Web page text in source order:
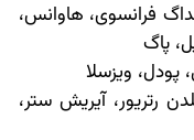
فرانسوی، هاوانس،
پاگ
ویزسلا
رتریور، آیریش ستر،